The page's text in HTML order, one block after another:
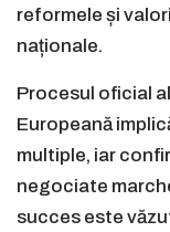
reformele și
naționale.
Procesul oficial
Europeană
multiple, iar
negociate
succes este